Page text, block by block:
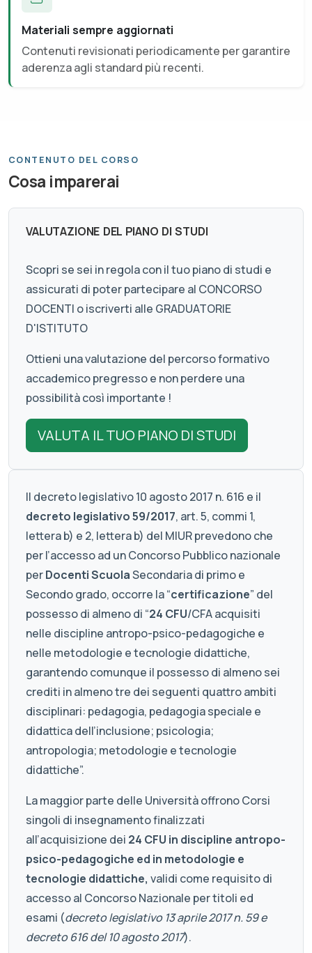
Materiali sempre aggiornati
Contenuti revisionati periodicamente per garantire
aderenza agli standard più recenti.
CONTENUTO DEL CORSO
Cosa imparerai
VALUTAZIONE DEL PIANO DI STUDI
Scopri se sei in regola con il tuo piano di studi e
assicurati di poter partecipare al CONCORSO
DOCENTI o iscriverti alle GRADUATORIE
D'ISTITUTO
Ottieni una valutazione del percorso formativo
accademico pregresso e non perdere una
possibilità così importante !
VALUTA IL TUO PIANO DI STUDI
Il decreto legislativo 10 agosto 2017 n. 616 e il
decreto legislativo 59/2017, art. 5, commi 1,
lettera b) e 2, lettera b) del MIUR prevedono che
per l’accesso ad un Concorso Pubblico nazionale
perDocenti ScuolaSecondaria di primo e
Secondo grado, occorre la “certificazione” del
possesso di almeno di “24 CFU/CFA acquisiti
nelle discipline antropo-psico-pedagogiche e
nelle metodologie e tecnologie didattiche,
garantendo comunque il possesso di almeno sei
crediti in almeno tre dei seguenti quattro ambiti
disciplinari: pedagogia, pedagogia speciale e
didattica dell’inclusione; psicologia;
antropologia; metodologie e tecnologie
didattiche”.
La maggior parte delle Università offrono Corsi
singoli di insegnamento finalizzati
all’acquisizione dei 24 CFU in discipline antropo-
psico-pedagogiche ed in metodologie e
tecnologie didattiche, validi come requisito di
accesso al Concorso Nazionale per titoli ed
esami (decreto legislativo 13 aprile 2017 n. 59 e
decreto 616 del 10 agosto 2017).